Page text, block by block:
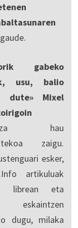
gabeko
usu, balio
dute» Mixel
hau
zaigu.
esker,
artikuluak
librean eta
eskaintzen
dugu, milaka